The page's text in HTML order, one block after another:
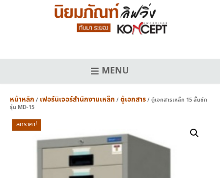
MENU
หน้าหลัก / เฟอร์นิเจอร์สำนักงานเหล็ก /ตู้เอกสาร/ ตู้เอกสารเหล็ก 15 ลิ้นชัก
รุ่น MD-15
ลดราคา!